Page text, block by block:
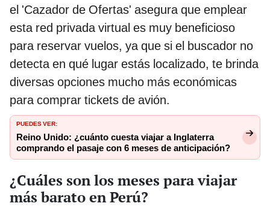
el 'Cazador de Ofertas' asegura que emplear
esta red privada virtual es muy beneficioso
para reservar vuelos, ya que si el buscador no
detecta en qué lugar estás localizado, te brinda
diversas opciones mucho más económicas
para comprar tickets de avión.
PUEDES VER:
Reino Unido: ¿cuánto cuesta viajar a Inglaterra
comprando el pasaje con 6 meses de anticipación?
¿Cuáles son los meses para viajar
más barato en Perú?